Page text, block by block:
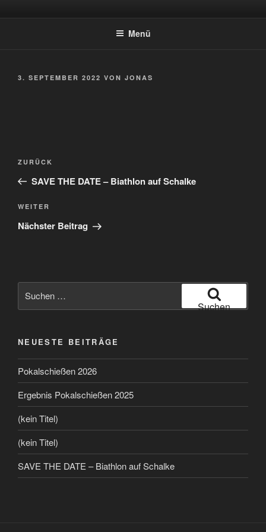
InhaltSPORTSCHÜTZEN HOLTWICK
Menü
VERÖFFENTLICHT
3. SEPTEMBER 2022 VON JONAS
Beitragsnavigation
Vorheriger
Beitrag
ZURÜCK
SAVE THE DATE – Biathlon auf Schalke
Nächster
Beitrag
WEITER
Nächster Beitrag
nach:
Suchen
NEUESTE BEITRÄGE
Pokalschießen 2026
Ergebnis Pokalschießen 2025
(kein Titel)
(kein Titel)
SAVE THE DATE – Biathlon auf Schalke